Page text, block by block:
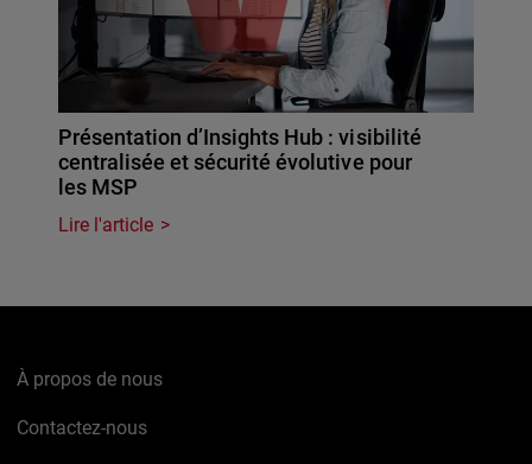
Présentation d’Insights Hub : visibilité
centralisée et sécurité évolutive pour
les MSP
Lire l'article
À propos de nous
Contactez-nous